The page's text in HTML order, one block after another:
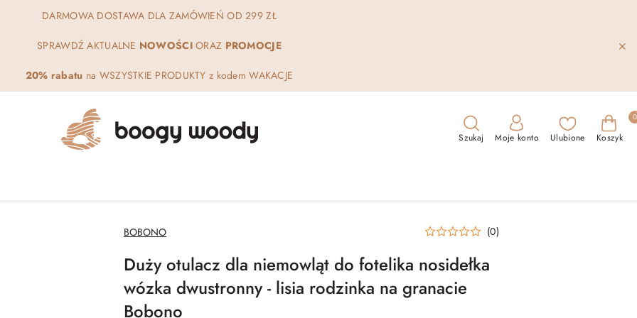
DARMOWA DOSTAWA DLA ZAMÓWIEŃ OD 299 ZŁ
SPRAWDŹ AKTUALNE NOWOŚCIORAZ PROMOCJE
20% rabatu na WSZYSTKIE PRODUKTY z kodem WAKACJE
Szukaj Moje konto Ulubione Koszyk
0
NAZWA
PRODUCENTA:
BOBONO (0)
Duży otulacz dla niemowląt do fotelika nosidełka
wózka dwustronny - lisia rodzinka na granacie
Bobono